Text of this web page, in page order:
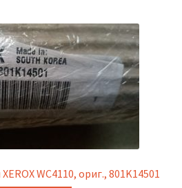
WC4110, ориг., 801K14501